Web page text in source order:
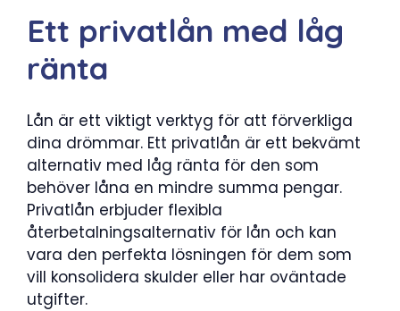
Ett privatlån med låg
ränta
Lån är ett viktigt verktyg för att förverkliga
dina drömmar. Ett privatlån är ett bekvämt
alternativ med låg ränta för den som
behöver låna en mindre summa pengar.
Privatlån erbjuder flexibla
återbetalningsalternativ för lån och kan
vara den perfekta lösningen för dem som
vill konsolidera skulder eller har oväntade
utgifter.